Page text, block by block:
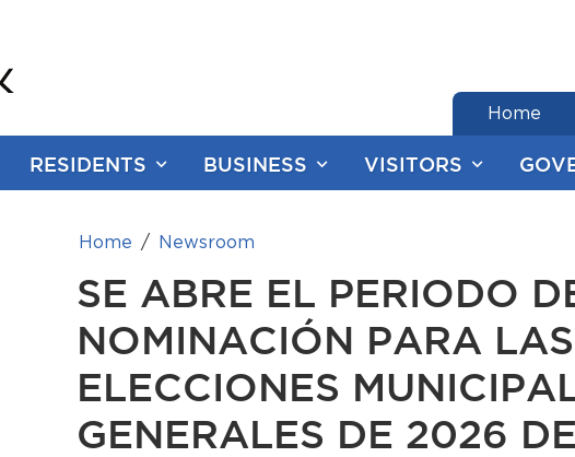
RESIDENTS BUSINESS VISITORS
Home
end of
Home Newsroom
SE ABRE EL PERIODO
NOMINACIÓN PARA LAS
ELECCIONES
GENERALES DE 2026